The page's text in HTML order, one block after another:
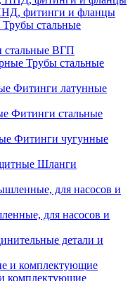
фитинги и фланцы
Трубы стальные
стальные ВГП
Трубы стальные
Фитинги латунные
Фитинги стальные
Фитинги чугунные
Шланги
для насосов и
детали и
комплектующие